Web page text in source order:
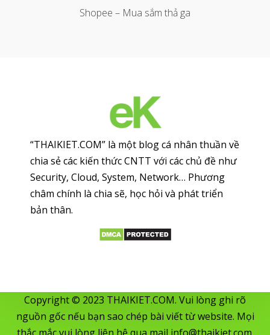
Shopee – Mua sắm thả ga
“THAIKIET.COM” là một blog cá nhân thuần về
chia sẻ các kiến thức CNTT với các chủ đề như
Security, Cloud, System, Network… Phương
châm chính là chia sẽ, học hỏi và phát triển
bản thân.
Copyright © 2023 THAIKIET.COM. Vui lòng ghi rõ
nguồn gốc nếu bạn sao chép bài viết từ website. Mọi